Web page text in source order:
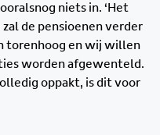
niets in. ‘Het
de pensioenen verder
torenhoog en wij willen
worden afgewenteld.
oppakt, is dit voor